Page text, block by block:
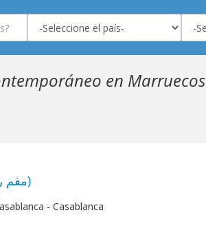
en Marruecos
MFM Radio (مفم راديو)
- Casablanca